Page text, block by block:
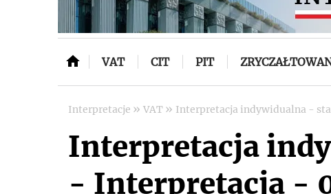
VAT CIT PIT
Interpretacje » VAT » Interpretacja indywidualna -
Interpretacja
- Interpretacja -